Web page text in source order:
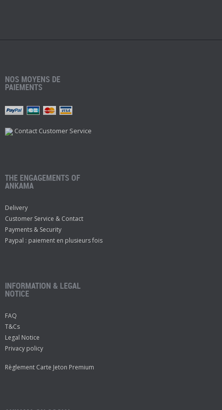
NOS MOYENS DE
PAIEMENTS
Contact Customer Service
THE ENGAGEMENTS OF
ANKAMA
Delivery
Customer Service & Contact
Payments & Security
Paypal : paiement en plusieurs fois
INFORMATION & LEGAL
NOTICE
FAQ
T&Cs
Legal Notice
Privacy policy
Règlement Carte Jeton Premium